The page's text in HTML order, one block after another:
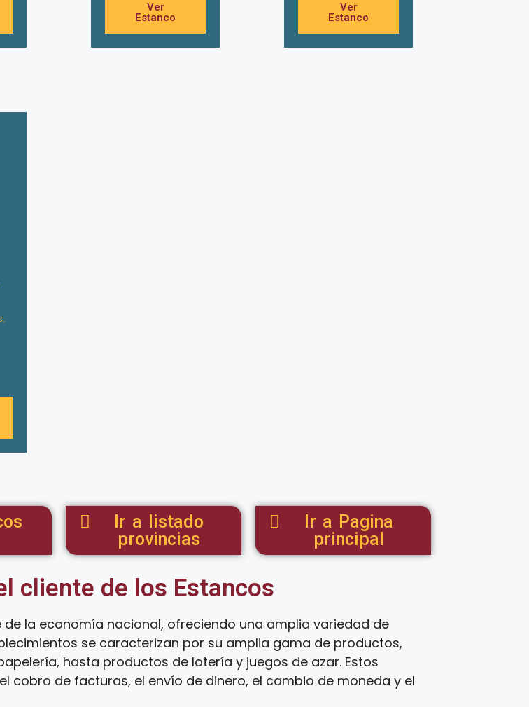
Ver
Estanco
Ver
Estanco
Ir a listado
provincias
Ir a Pagina
principal
cliente de los Estancos
la economía nacional, ofreciendo una amplia variedad de
se caracterizan por su amplia gama de productos,
hasta productos de lotería y juegos de azar. Estos
cobro de facturas, el envío de dinero, el cambio de moneda y el